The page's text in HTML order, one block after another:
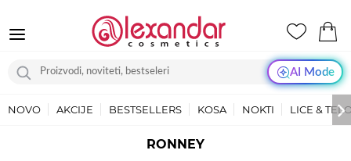
AI Mode
NOVO AKCIJE BESTSELLERS KOSA NOKTI LICE &
RONNEY